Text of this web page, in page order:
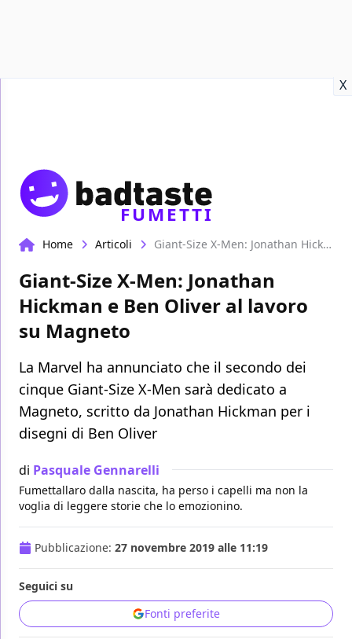
X
FUMETTI
Home Articoli Giant-Size X-Men: Jonathan Hickman e Ben Oliver al lavoro su Magneto
Giant-Size X-Men: Jonathan
Hickman e Ben Oliver al lavoro
su Magneto
La Marvel ha annunciato che il secondo dei
cinque Giant-Size X-Men sarà dedicato a
Magneto, scritto da Jonathan Hickman per i
disegni di Ben Oliver
di Pasquale Gennarelli
Fumettallaro dalla nascita, ha perso i capelli ma non la
voglia di leggere storie che lo emozionino.
Pubblicazione: 27 novembre 2019 alle 11:19
Seguici su
Fonti preferite